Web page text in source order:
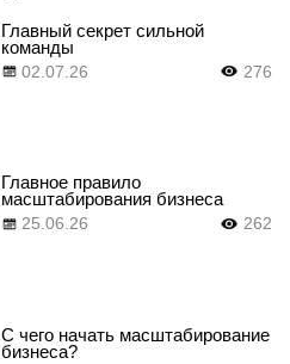
Главный секрет сильной
команды
02.07.26
276
Главное правило
масштабирования бизнеса
25.06.26
262
С чего начать масштабирование
бизнеса?